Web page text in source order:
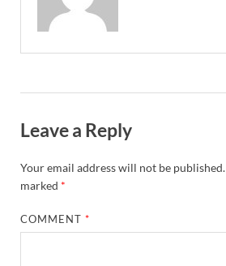
Leave a Reply
Your email address will not be published.
marked *
COMMENT*